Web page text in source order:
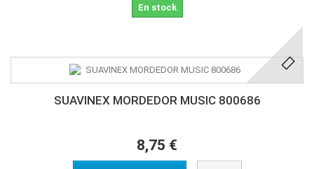
En stock
SUAVINEX MORDEDOR MUSIC 800686
8,75 €